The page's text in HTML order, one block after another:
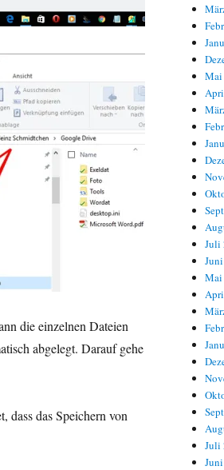
die einzelnen Dateien
abgelegt. Darauf gehe
dass das Speichern von
Mai
Juli
Mai
Juli